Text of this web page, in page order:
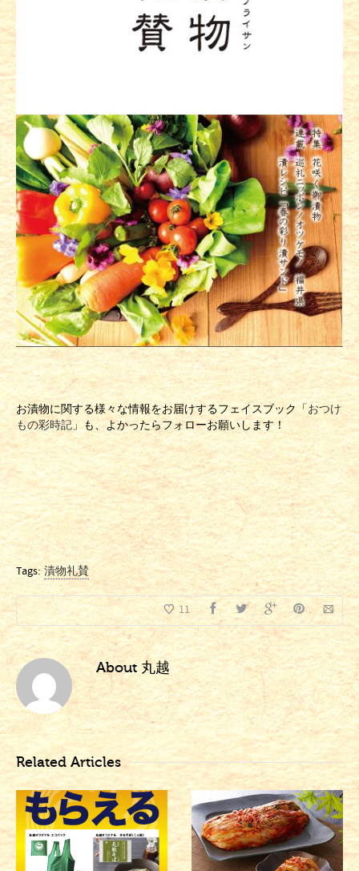
お漬物に関する様々な情報をお届けするフェイスブック「おつけ
もの彩時記」も、よかったらフォローお願いします！
Tags: 漬物礼賛
11
About丸越
Related Articles